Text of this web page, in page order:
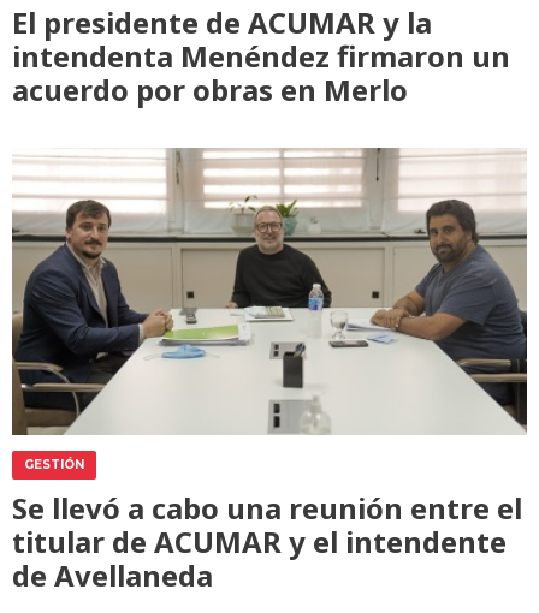
El presidente de ACUMAR y la
intendenta Menéndez firmaron un
acuerdo por obras en Merlo
GESTIÓN
Se llevó a cabo una reunión entre el
titular de ACUMAR y el intendente
de Avellaneda